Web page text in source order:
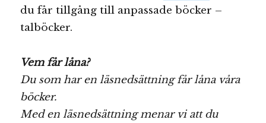
du får tillgång till anpassade böcker –
talböcker.
Vem får låna?
Du som har en läsnedsättning får låna våra
böcker.
Med en läsnedsättning menar vi att du